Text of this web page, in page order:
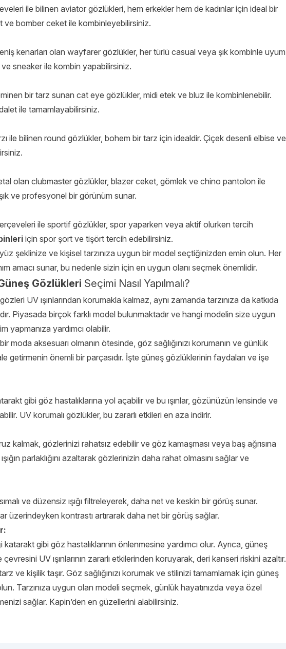
ile bilinen aviator gözlükleri, hem erkekler hem de kadınlar için ideal bir
bomber ceket ile kombinleyebilirsiniz.
kenarları olan wayfarer gözlükler, her türlü casual veya şık kombinle uyum
sneaker ile kombin yapabilirsiniz.
bir tarz sunan cat eye gözlükler, midi etek ve bluz ile kombinlenebilir.
ile tamamlayabilirsiniz.
ile bilinen round gözlükler, bohem bir tarz için idealdir. Çiçek desenli elbise ve
olan clubmaster gözlükler, blazer ceket, gömlek ve chino pantolon ile
ve profesyonel bir görünüm sunar.
ile sportif gözlükler, spor yaparken veya aktif olurken tercih
için spor şort ve tişört tercih edebilirsiniz.
şeklinize ve kişisel tarzınıza uygun bir model seçtiğinizden emin olun. Her
amacı sunar, bu nedenle sizin için en uygun olanı seçmek önemlidir.
Gözlükleri Seçimi Nasıl Yapılmalı?
UV ışınlarından korumakla kalmaz, aynı zamanda tarzınıza da katkıda
Piyasada birçok farklı model bulunmaktadır ve hangi modelin size uygun
yapmanıza yardımcı olabilir.
moda aksesuarı olmanın ötesinde, göz sağlığınızı korumanın ve günlük
getirmenin önemli bir parçasıdır. İşte güneş gözlüklerinin faydaları ve işe
gibi göz hastalıklarına yol açabilir ve bu ışınlar, gözünüzün lensinde ve
UV korumalı gözlükler, bu zararlı etkileri en aza indirir.
kalmak, gözlerinizi rahatsız edebilir ve göz kamaşması veya baş ağrısına
parlaklığını azaltarak gözlerinizin daha rahat olmasını sağlar ve
ve düzensiz ışığı filtreleyerek, daha net ve keskin bir görüş sunar.
üzerindeyken kontrastı artırarak daha net bir görüş sağlar.
katarakt gibi göz hastalıklarının önlenmesine yardımcı olur. Ayrıca, güneş
UV ışınlarının zararlı etkilerinden koruyarak, deri kanseri riskini azaltır.
ve kişilik taşır. Göz sağlığınızı korumak ve stilinizi tamamlamak için güneş
Tarzınıza uygun olan modeli seçmek, günlük hayatınızda veya özel
sağlar. Kapin’den en güzellerini alabilirsiniz.